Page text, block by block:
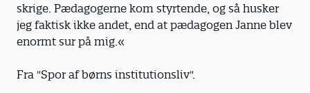
skrige. Pædagogerne kom styrtende, og så husker
jeg faktisk ikke andet, end at pædagogen Janne blev
enormt sur på mig.«
Fra "Spor af børns institutionsliv".